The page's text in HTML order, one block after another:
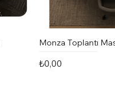
Monza Toplantı
Fiyat
₺0,00